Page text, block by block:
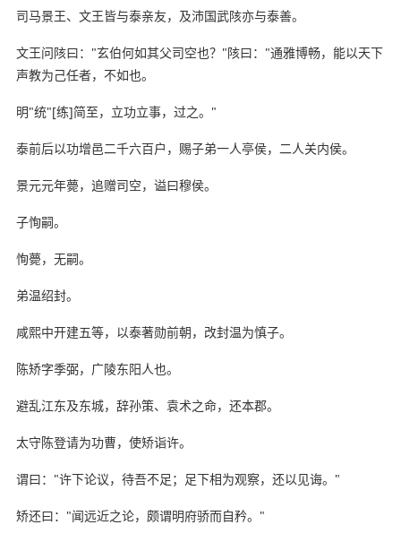
司马景王、文王皆与泰亲友，及沛国武陔亦与泰善。
文王问陔曰："玄伯何如其父司空也？"陔曰："通雅博畅，能以天下
声教为己任者，不如也。
明"统"[练]简至，立功立事，过之。"
泰前后以功增邑二千六百户，赐子弟一人亭侯，二人关内侯。
景元元年薨，追赠司空，谥曰穆侯。
子恂嗣。
恂薨，无嗣。
弟温绍封。
咸熙中开建五等，以泰著勋前朝，改封温为慎子。
陈矫字季弼，广陵东阳人也。
避乱江东及东城，辞孙策、袁术之命，还本郡。
太守陈登请为功曹，使矫诣许。
谓曰："许下论议，待吾不足；足下相为观察，还以见诲。"
矫还曰："闻远近之论，颇谓明府骄而自矜。"